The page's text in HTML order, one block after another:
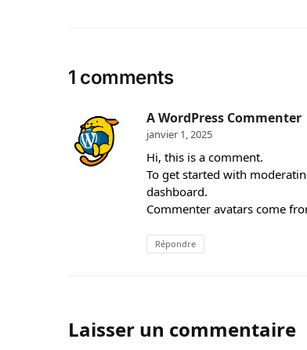
1 comments
A WordPress Commenter
janvier 1, 2025
Hi, this is a comment.
To get started with
dashboard.
Commenter avatars come
Répondre
Laisser un commentaire